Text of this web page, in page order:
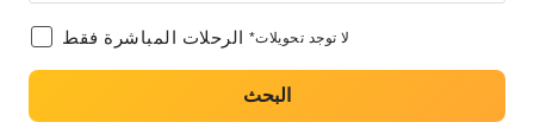
الرحلات المباشرة فقط *لا توجد تحويلات
البحث